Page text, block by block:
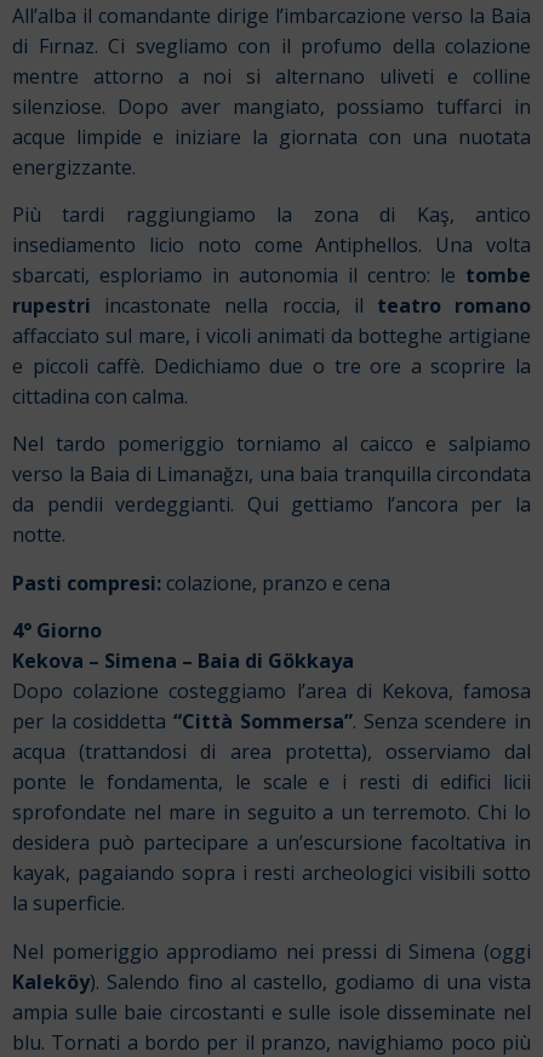
All’alba il comandante dirige l’imbarcazione verso la Baia
di Fırnaz. Ci svegliamo con il profumo della colazione
mentre attorno a noi si alternano uliveti e colline
silenziose. Dopo aver mangiato, possiamo tuffarci in
acque limpide e iniziare la giornata con una nuotata
energizzante.
Più tardi raggiungiamo la zona di Kaş, antico
insediamento licio noto come Antiphellos. Una volta
sbarcati, esploriamo in autonomia il centro: le tombe
rupestri incastonate nella roccia, il teatro romano
affacciato sul mare, i vicoli animati da botteghe artigiane
e piccoli caffè. Dedichiamo due o tre ore a scoprire la
cittadina con calma.
Nel tardo pomeriggio torniamo al caicco e salpiamo
verso la Baia di Limanağzı, una baia tranquilla circondata
da pendii verdeggianti. Qui gettiamo l’ancora per la
notte.
Pasti compresi: colazione, pranzo e cena
4° Giorno
Kekova – Simena – Baia di Gökkaya
Dopo colazione costeggiamo l’area di Kekova, famosa
per la cosiddetta“Città Sommersa”. Senza scendere in
acqua (trattandosi di area protetta), osserviamo dal
ponte le fondamenta, le scale e i resti di edifici licii
sprofondate nel mare in seguito a un terremoto. Chi lo
desidera può partecipare a un’escursione facoltativa in
kayak, pagaiando sopra i resti archeologici visibili sotto
la superficie.
Nel pomeriggio approdiamo nei pressi di Simena (oggi
Kaleköy). Salendo fino al castello, godiamo di una vista
ampia sulle baie circostanti e sulle isole disseminate nel
blu. Tornati a bordo per il pranzo, navighiamo poco più